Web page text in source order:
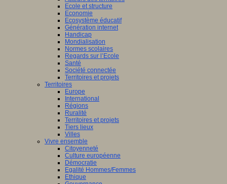
Ecole et structure
Economie
Ecosystème éducatif
Génération internet
Handicap
Mondialisation
Normes scolaires
Regards sur l’Ecole
Santé
Société connectée
Territoires et projets
Territoires
Europe
International
Régions
Ruralité
Territoires et projets
Tiers lieux
Villes
Vivre ensemble
Citoyenneté
Culture européenne
Démocratie
Egalité Hommes/Femmes
Ethique